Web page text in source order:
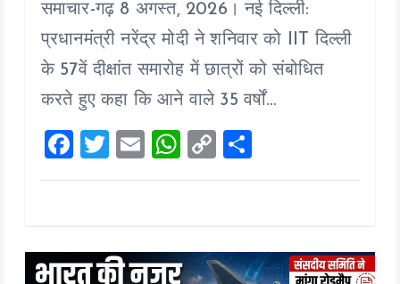
ce
b
o
o
k
tt
er
ai
l
at
s
A
p
p
p
y
Li
n
k
a
re
समाचार-गढ़ 8 अगस्त, 2026। नई दिल्ली:
प्रधानमंत्री नरेंद्र मोदी ने शनिवार को IIT दिल्ली
के 57वें दीक्षांत समारोह में छात्रों को संबोधित
करते हुए कहा कि आने वाले 35 वर्षों…
F
a
o
T
wi
E
m
W
h
A
C
o
Li
h